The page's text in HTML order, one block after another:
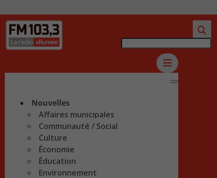
Nouvelles
Affaires municipales
Communauté / Social
Culture
Économie
Éducation
Environnement